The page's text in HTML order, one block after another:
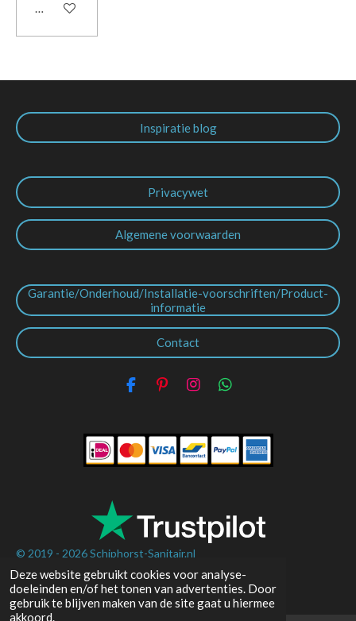
Deze website gebruikt cookies voor analyse-
doeleinden en/of het tonen van advertenties. Door
gebruik te blijven maken van de site gaat u hiermee
akkoord.
In winkelwagen
Inspiratie blog
Privacywet
Algemene voorwaarden
Garantie/Onderhoud/Installatie-voorschriften/Product-
informatie
Contact
F
e
b
o
P
t
e
r
I
t
a
g
W
t
s
A
© 2019 - 2026Schiphorst-Sanitair.nl
Powered byJouwWeb